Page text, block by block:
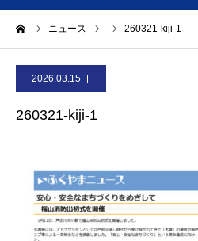
ニュース 260321-kiji-1
2026.03.15
260321-kiji-1
ニュース